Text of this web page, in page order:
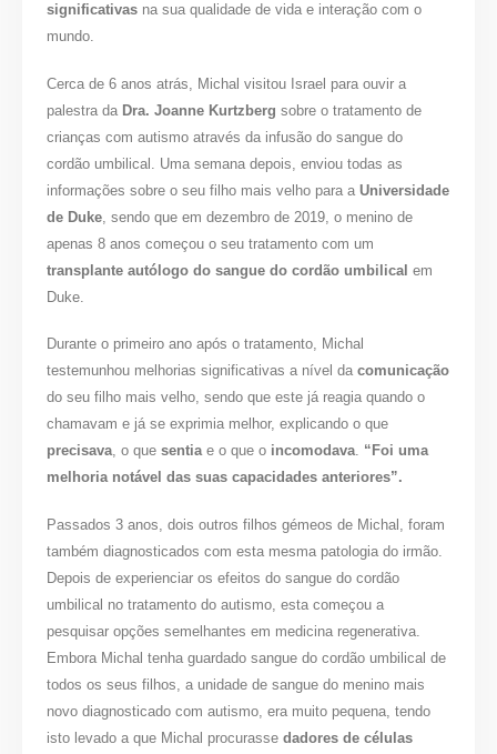
significativas na sua qualidade de vida e interação com o
mundo.
Cerca de 6 anos atrás, Michal visitou Israel para ouvir a
palestra da Dra. Joanne Kurtzberg sobre o tratamento de
crianças com autismo através da infusão do sangue do
cordão umbilical. Uma semana depois, enviou todas as
informações sobre o seu filho mais velho para aUniversidade
de Duke , sendo que em dezembro de 2019, o menino de
apenas 8 anos começou o seu tratamento com um
transplante autólogo do sangue do cordão umbilical em
Duke.
Durante o primeiro ano após o tratamento, Michal
testemunhou melhorias significativas a nível dacomunicação
do seu filho mais velho, sendo que este já reagia quando o
chamavam e já se exprimia melhor, explicando o que
precisava, o quesentiae o que o incomodava. “Foi uma
melhoria notável das suas capacidades anteriores”.
Passados 3 anos, dois outros filhos gémeos de Michal, foram
também diagnosticados com esta mesma patologia do irmão.
Depois de experienciar os efeitos do sangue do cordão
umbilical no tratamento do autismo, esta começou a
pesquisar opções semelhantes em medicina regenerativa.
Embora Michal tenha guardado sangue do cordão umbilical de
todos os seus filhos, a unidade de sangue do menino mais
novo diagnosticado com autismo, era muito pequena, tendo
isto levado a que Michal procurassedadores de células